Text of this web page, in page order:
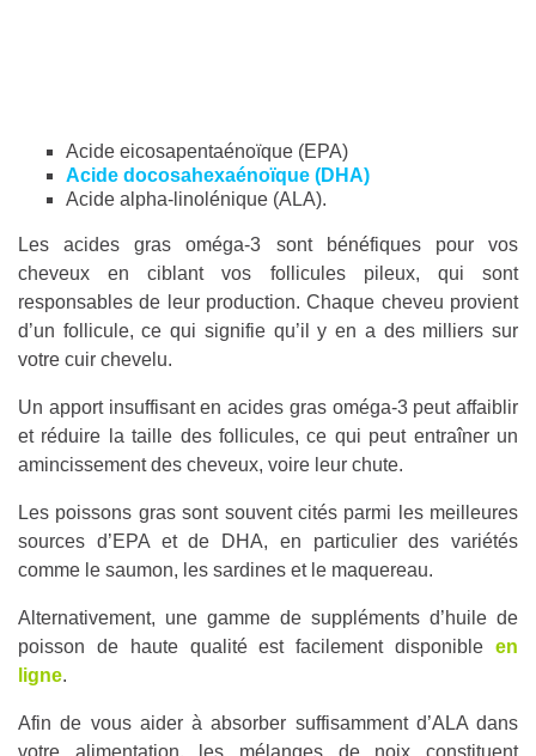
Acide eicosapentaénoïque (EPA)
Acide docosahexaénoïque (DHA)
Acide alpha-linolénique (ALA).
Les acides gras oméga-3 sont bénéfiques pour vos
cheveux en ciblant vos follicules pileux, qui sont
responsables de leur production. Chaque cheveu provient
d’un follicule, ce qui signifie qu’il y en a des milliers sur
votre cuir chevelu.
Un apport insuffisant en acides gras oméga-3 peut affaiblir
et réduire la taille des follicules, ce qui peut entraîner un
amincissement des cheveux, voire leur chute.
Les poissons gras sont souvent cités parmi les meilleures
sources d’EPA et de DHA, en particulier des variétés
comme le saumon, les sardines et le maquereau.
Alternativement, une gamme de suppléments d’huile de
poisson de haute qualité est facilement disponible en
ligne.
Afin de vous aider à absorber suffisamment d’ALA dans